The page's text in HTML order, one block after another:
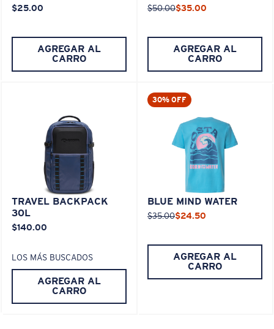
$25.00
AGREGAR AL
CARRO
$50.00$35.00
AGREGAR AL
CARRO
TRAVEL BACKPACK
30L
$140.00
LOS MÁS BUSCADOS
AGREGAR AL
CARRO
30% OFF
BLUE MIND WATER
$35.00$24.50
AGREGAR AL
CARRO